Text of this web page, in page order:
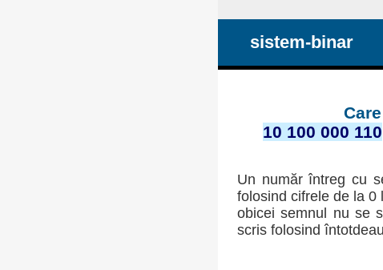
sistem-binar
10 100 000 110
Un număr întreg cu
folosind cifrele de la 0
obicei semnul nu se
scris folosind